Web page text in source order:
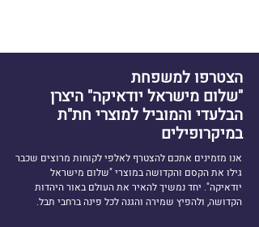
הצטרפו למשפחת
"שלום מישראל יודאיקה" היצרן
הבלעדי והמוביל למוצרי חת"ת
במיקרופילים
אנו מזמינים אתכם להצטרף לאלפי לקוחות מרוצים שכבר
גילו את הקסם והקדושה במוצרי "שלום מישראל
יודאיקה". יחד נמשיך להאיר את העולם באור היהדות
הקדושה, ולהפיץ שמירה והגנה לכל פינה ברחבי תבל.